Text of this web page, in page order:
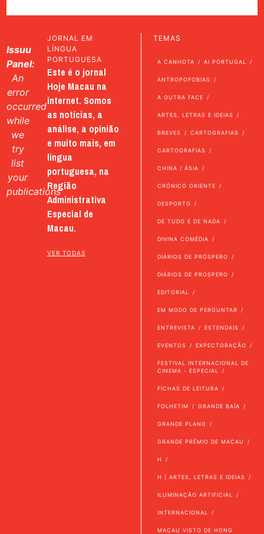
Issuu
Panel:
An
error
occurred
while
we
try
list
your
publications
JORNAL EM
LÍNGUA
PORTUGUESA
Este é o jornal
Hoje Macau na
internet. Somos
as notícias, a
análise, a opinião
e muito mais, em
língua
portuguesa, na
Região
Administrativa
Especial de
Macau.
VER TODAS
TEMAS
A CANHOTA AI PORTUGAL
ANTROPOFOBIAS
A OUTRA FACE
ARTES, LETRAS E IDEIAS
BREVES CARTOGRAFIAS
CARTOGRAFIAS
CHINA / ÁSIA
CRÓNICO ORIENTE
DESPORTO
DE TUDO E DE NADA
DIVINA COMÉDIA
DIÁRIOS DE PRÓSPERO
DIÁRIOS DE PRÓSPERO
EDITORIAL
EM MODO DE PERGUNTAR
ENTREVISTA ESTENDAIS
EVENTOS EXPECTORAÇÃO
FESTIVAL INTERNACIONAL DE
CINEMA - ESPECIAL
FICHAS DE LEITURA
FOLHETIM GRANDE BAÍA
GRANDE PLANO
GRANDE PRÉMIO DE MACAU
H
H | ARTES, LETRAS E IDEIAS
ILUMINAÇÃO ARTIFICIAL
INTERNACIONAL
MACAU VISTO DE HONG